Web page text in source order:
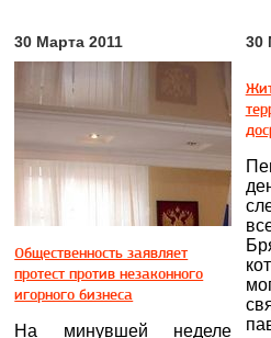
30 Марта 2011
Общественность заявляет
протест против незаконного
игорного бизнеса
На минувшей неделе
30